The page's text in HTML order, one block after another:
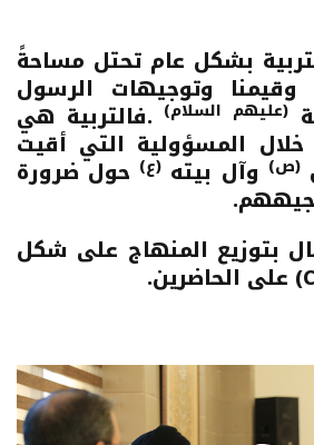
بشكل عام تحتل مساحةً
وقيمنا وتوجيهات الرسول
(عليهم السلام) .فالتربية هي
المسؤولية التي أقيت
(ص) وآل بيته(ع) حول ضرورة
.
بتوزيع المنهاج على شكل
) على الحاضرين.